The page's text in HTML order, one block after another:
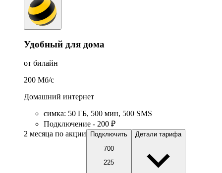
Удобный для дома
от билайн
200 Мб/c
Домашний интернет
симка: 50 ГБ, 500 мин, 500 SMS
Подключение - 200 ₽
2 месяца по акции
Подключить
700
225
Детали тарифа